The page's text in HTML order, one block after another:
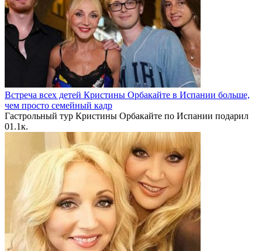
Встреча всех детей Кристины Орбакайте в Испании больше,
чем просто семейный кадр
Гастрольный тур Кристины Орбакайте по Испании подарил
01.1к.